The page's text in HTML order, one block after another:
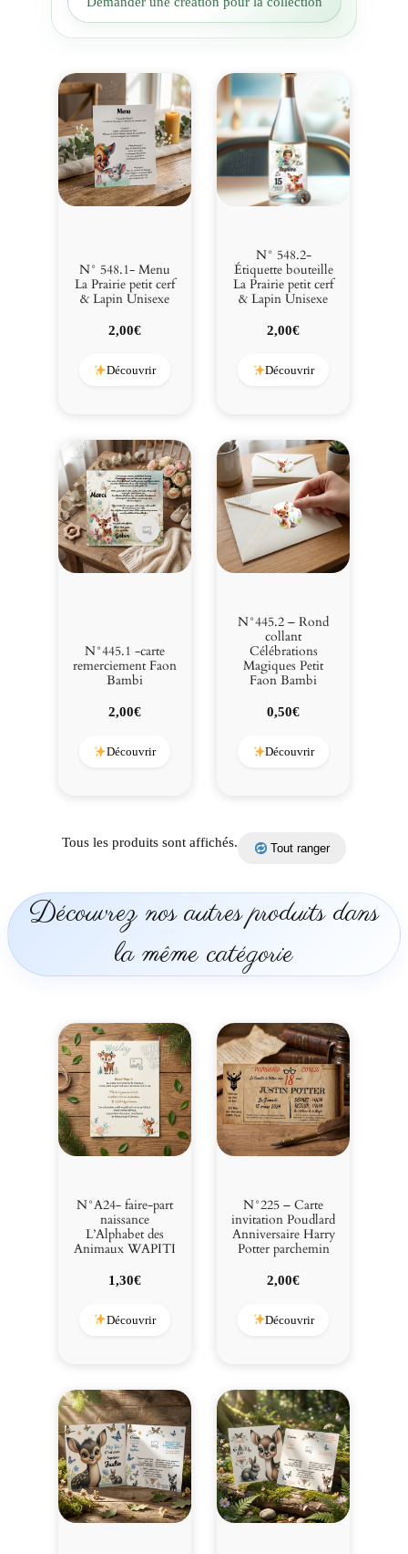
N° 548.1- Menu
La Prairie petit cerf
& Lapin Unisexe
2,00€
Découvrir
N° 548.2-
Étiquette bouteille
La Prairie petit cerf
& Lapin Unisexe
2,00€
Découvrir
N°445.1 -carte
remerciement Faon
Bambi
2,00€
Découvrir
N°445.2 – Rond
collant
Célébrations
Magiques Petit
Faon Bambi
0,50€
Découvrir
Tous les produits sont affichés. Tout ranger
Découvrez nos autres produits dans
la même catégorie
N°A24- faire-part
naissance
L’Alphabet des
Animaux WAPITI
1,30€
Découvrir
N°225 – Carte
invitation Poudlard
Anniversaire Harry
Potter parchemin
2,00€
Découvrir